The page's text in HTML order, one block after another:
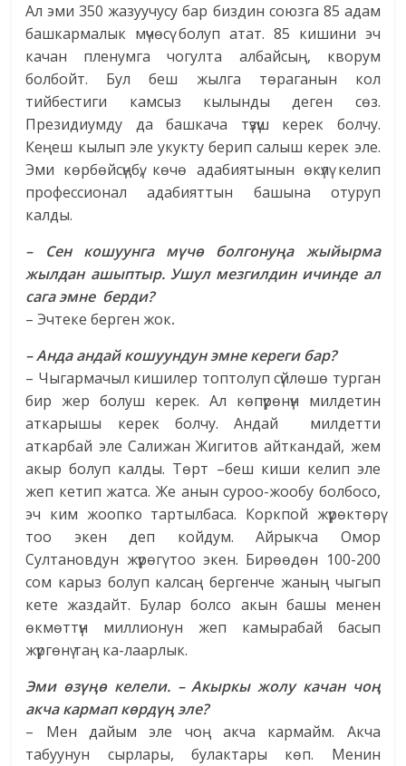
Ал эми 350 жазуучусу бар биздин союзга 85 адам
башкармалык мүчөсү болуп атат. 85 кишини эч
качан пленумга чогулта албайсың, кворум
болбойт. Бул беш жылга төраганын кол
тийбестиги камсыз кылынды деген сөз.
Президиумду да башкача түзүш керек болчу.
Кеңеш кылып эле укукту берип салыш керек эле.
Эми көрбөйсүңбү, көчө адабиятынын өкүлү келип
профессионал адабияттын башына отуруп
калды.
– Сен кошуунга мүчө болгонуңа жыйырма
жылдан ашыптыр. Ушул мезгилдин ичинде ал
сага эмне берди?
– Эчтеке берген жок.
– Анда андай кошуундун эмне кереги бар?
– Чыгармачыл кишилер топтолуп сүйлөшө турган
бир жер болуш керек. Ал көпүрөнүн милдетин
аткарышы керек болчу. Андай милдетти
аткарбай эле Салижан Жигитов айткандай, жем
акыр болуп калды. Төрт –беш киши келип эле
жеп кетип жатса. Же анын суроо-жообу болбосо,
эч ким жоопко тартылбаса. Коркпой жүрөктөрү
тоо экен деп койдум. Айрыкча Омор
Султановдун жүрөгү тоо экен. Бирөөдөн 100-200
сом карыз болуп калсаң бергенче жаның чыгып
кете жаздайт. Булар болсо акын башы менен
өкмөттүн миллионун жеп камырабай басып
жүргөнү таң ка-лаарлык.
Эми өзүңө келели. – Акыркы жолу качан чоң
акча кармап көрдүң эле?
– Мен дайым эле чоң акча кармайм. Акча
табуунун сырлары, булактары көп. Менин